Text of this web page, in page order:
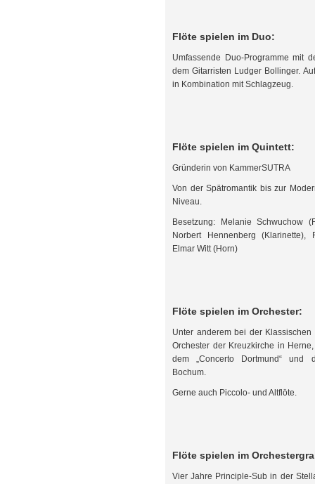
Flöte spielen im Duo:
Umfassende Duo-Programme mit
dem Gitarristen Ludger Bollinger.
in Kombination mit Schlagzeug.
Flöte spielen im Quintett:
Gründerin von KammerSUTRA
Von der Spätromantik bis zur
Niveau.
Besetzung: Melanie Schwuchow
Norbert Hennenberg (Klarinette),
Elmar Witt (Horn)
Flöte spielen im Orchester:
Unter anderem bei der
Orchester der Kreuzkirche in
dem „Concerto Dortmund“ und
Bochum.
Gerne auch Piccolo- und Altflöte.
Flöte spielen im
Vier Jahre Principle-Sub in der